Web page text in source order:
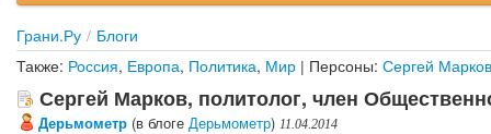
Грани.Ру / Блоги
Также: Россия, Европа, Политика, Мир | Персоны: Сергей Марков
Сергей Марков, политолог, член
Дерьмометр (в блоге Дерьмометр) 11.04.2014